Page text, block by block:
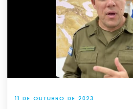
11 DE OUTUBRO DE 2023